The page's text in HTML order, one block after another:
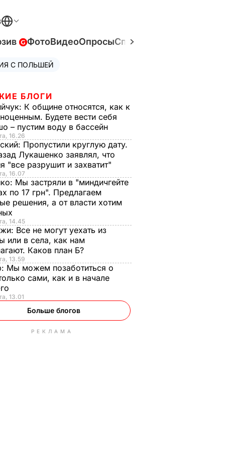
ФотоВидеоОпросыСпецпроекты
С ПОЛЬШЕЙ
БЛОГИ
К общине относятся, как к
Будете вести себя
– пустим воду в бассейн
16.26
Пропустили круглую дату.
Лукашенко заявлял, что
"все разрушит и захватит"
16.07
Мы застряли в "миндичгейте
по 17 грн". Предлагаем
решения, а от власти хотим
14.45
Все не могут уехать из
или в села, как нам
Каков план Б?
13.59
Мы можем позаботиться о
сами, как и в начале
13.01
Больше блогов
РЕКЛАМА